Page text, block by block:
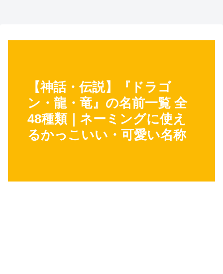
【神話・伝説】『ドラゴ
ン・龍・竜』の名前一覧 全
48種類｜ネーミングに使え
るかっこいい・可愛い名称